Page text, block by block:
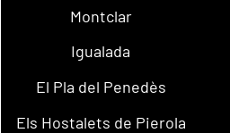
Montclar
Igualada
El Pla del Penedès
Els Hostalets de Pierola